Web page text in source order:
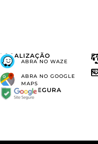
LOCALIZAÇÃO
ABRA NO WAZE
ABRA NO GOOGLE
MAPS
COMPRA SEGURA